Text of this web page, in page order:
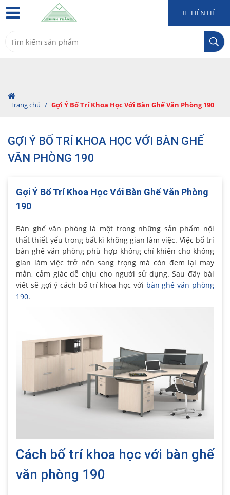
LIÊN HỆ
for:
Trang chủ / Gợi Ý Bố Trí Khoa Học Với Bàn Ghế Văn Phòng 190
GỢI Ý BỐ TRÍ KHOA HỌC VỚI BÀN GHẾ
VĂN PHÒNG 190
Gợi Ý Bố Trí Khoa Học Với Bàn Ghế Văn Phòng
190
Bàn ghế văn phòng là một trong những sản phẩm nội
thất thiết yếu trong bất kì không gian làm việc. Việc bố trí
bàn ghế văn phòng phù hợp không chỉ khiến cho không
gian làm việc trở nên sang trọng mà còn đem lại may
mắn, cảm giác dễ chịu cho người sử dụng. Sau đây bài
viết sẽ gợi ý cách bố trí khoa học với bàn ghế văn phòng
190.
Cách bố trí khoa học với bàn ghế
văn phòng 190